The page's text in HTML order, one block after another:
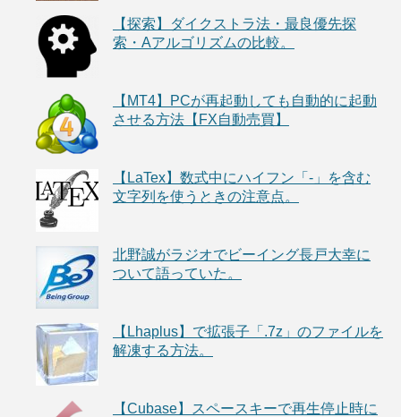
【探索】ダイクストラ法・最良優先探
索・Aアルゴリズムの比較。
【MT4】PCが再起動しても自動的に起動
させる方法【FX自動売買】
【LaTex】数式中にハイフン「-」を含む
文字列を使うときの注意点。
北野誠がラジオでビーイング長戸大幸に
ついて語っていた。
【Lhaplus】で拡張子「.7z」のファイルを
解凍する方法。
【Cubase】スペースキーで再生停止時に